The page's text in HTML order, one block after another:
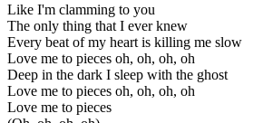
Like I'm clamming to you
The only thing that I ever knew
Every beat of my heart is killing me slow
Love me to pieces oh, oh, oh, oh
Deep in the dark I sleep with the ghost
Love me to pieces oh, oh, oh, oh
Love me to pieces